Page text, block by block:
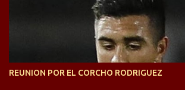
las fases de grupos de la #CopaLibertadores
noche de Copas Rey! ⚽🇦🇹👑🏆.
REUNION POR EL CORCHO RODRIGUEZ